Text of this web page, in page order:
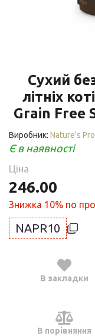
Сухий
літніх
Grain Free
Виробник: Nature's
Є в наявності
Ціна
246.00
Знижка 10% по
NAPR10
В закладки
В порівняння